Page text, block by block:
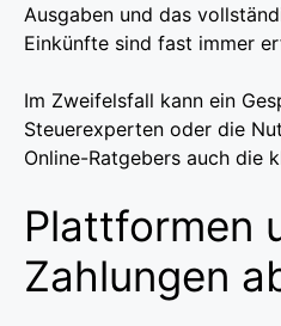
Ausgaben und das
Einkünfte sind fast immer
Im Zweifelsfall kann ein
Steuerexperten oder die
Online-Ratgebers auch die
Plattformen
Zahlungen